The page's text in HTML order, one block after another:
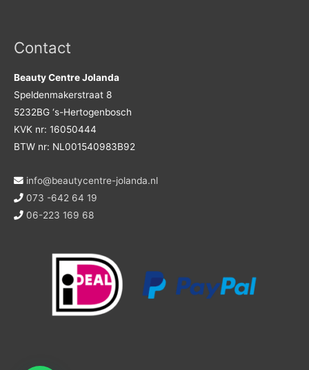
Contact
Beauty Centre Jolanda
Speldenmakerstraat 8
5232BG ‘s-Hertogenbosch
KVK nr: 16050444
BTW nr: NL001540983B92
info@beautycentre-jolanda.nl
073 -642 64 19
06-223 169 68